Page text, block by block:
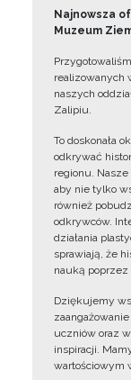
Najnowsza
Muzeum
realizowanych
naszych
Zalipiu.
To doskonała
odkrywać
regionu. Nasze
aby nie tylko
również
odkrywców.
działania
sprawiają, że
nauką poprzez
Dziękujemy
uczniów oraz
inspiracji.
wartościowym